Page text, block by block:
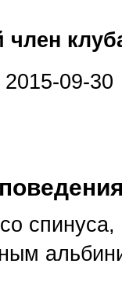
член
2015-09-30